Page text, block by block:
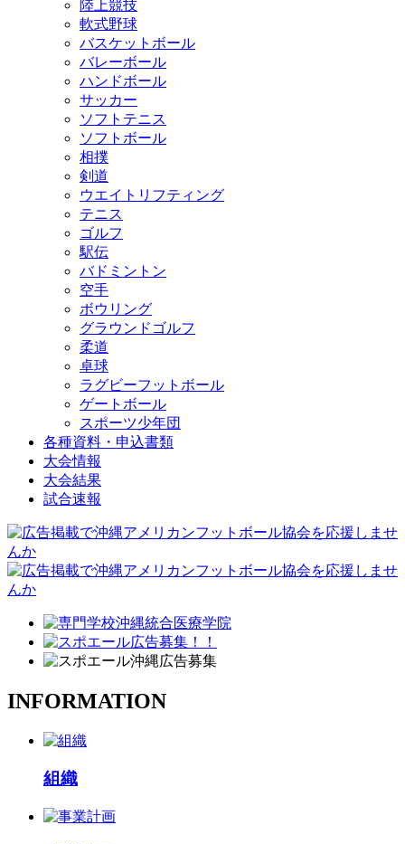
陸上競技
軟式野球
バスケットボール
バレーボール
ハンドボール
サッカー
ソフトテニス
ソフトボール
相撲
剣道
ウエイトリフティング
テニス
ゴルフ
駅伝
バドミントン
空手
ボウリング
グラウンドゴルフ
柔道
卓球
ラグビーフットボール
ゲートボール
スポーツ少年団
各種資料・申込書類
大会情報
大会結果
試合速報
INFORMATION
組織